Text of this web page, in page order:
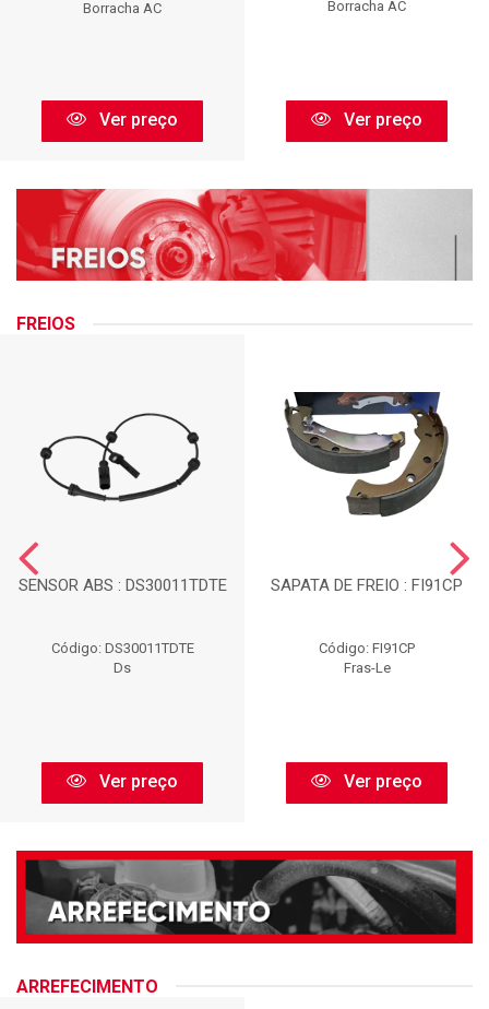
Borracha AC
Ver preço
Borracha AC
Ver preço
FREIOS
SENSOR ABS : DS30011TDTE
Código: DS30011TDTE
Ds
Ver preço
SAPATA DE FREIO : FI91CP
Código: FI91CP
Fras-Le
Ver preço
ARREFECIMENTO